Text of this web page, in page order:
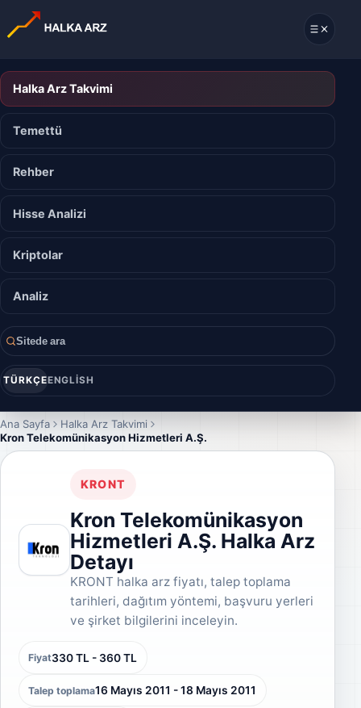
Halka Arz Takvimi
Temettü
Rehber
Hisse Analizi
Kriptolar
Analiz
Sitede ara
TÜRKÇEENGLISH
Ana Sayfa
Halka Arz Takvimi
Kron Telekomünikasyon Hizmetleri A.Ş.
KRONT
Kron Telekomünikasyon
Hizmetleri A.Ş. Halka Arz
Detayı
KRONT halka arz fiyatı, talep toplama
tarihleri, dağıtım yöntemi, başvuru yerleri
ve şirket bilgilerini inceleyin.
Fiyat330 TL - 360 TL
Talep toplama16 Mayıs 2011 - 18 Mayıs 2011